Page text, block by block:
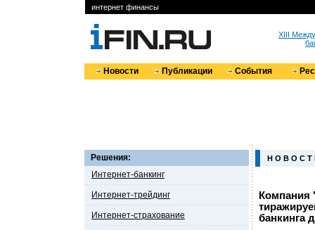
интернет финансы
XIII
Новости Публикации События
Решения:
Интернет-банкинг
Интернет-трейдинг
Интернет-страхование
Н О В О С Т
Компания
банкинга